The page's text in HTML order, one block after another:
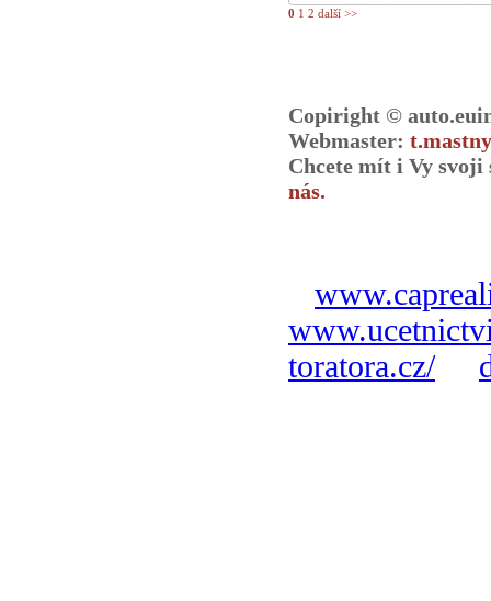
0 1 2 další >>
Copiright ©
Webmaster:
Chcete mít i Vy
nás.
toratora.cz/